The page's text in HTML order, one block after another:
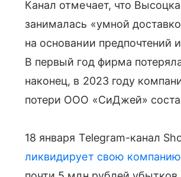
Канал отмечает, что
занималась «умной
на основании
В первый год фирма
наконец, в 2023 году
потери ООО «СиДжей»
18 января Telegram-канал
ликвидирует свою компанию